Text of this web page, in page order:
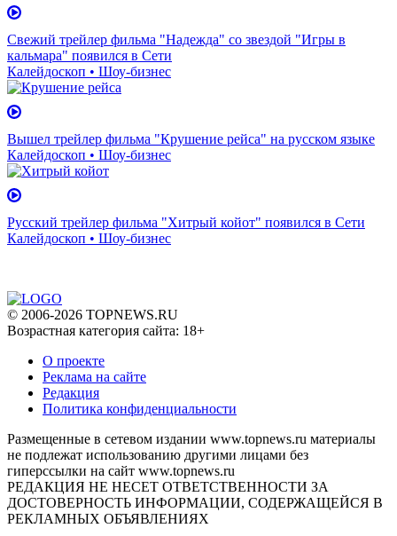
Свежий трейлер фильма "Надежда" со звездой "Игры в
кальмара" появился в Сети
Калейдоскоп • Шоу-бизнес
Вышел трейлер фильма "Крушение рейса" на русском языке
Калейдоскоп • Шоу-бизнес
Русский трейлер фильма "Хитрый койот" появился в Сети
Калейдоскоп • Шоу-бизнес
© 2006-2026 TOPNEWS.RU
Возрастная категория сайта: 18+
О проекте
Реклама на сайте
Редакция
Политика конфиденциальности
Размещенные в сетевом издании www.topnews.ru материалы
не подлежат использованию другими лицами без
гиперссылки на сайт www.topnews.ru
РЕДАКЦИЯ НЕ НЕСЕТ ОТВЕТСТВЕННОСТИ ЗА
ДОСТОВЕРНОСТЬ ИНФОРМАЦИИ, СОДЕРЖАЩЕЙСЯ В
РЕКЛАМНЫХ ОБЪЯВЛЕНИЯХ